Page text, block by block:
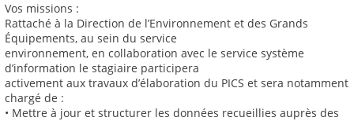
Vos missions :
Rattaché à la Direction de l’Environnement et des Grands
Équipements, au sein du service
environnement, en collaboration avec le service système
d’information le stagiaire participera
activement aux travaux d’élaboration du PICS et sera notamment
chargé de :
• Mettre à jour et structurer les données recueillies auprès des